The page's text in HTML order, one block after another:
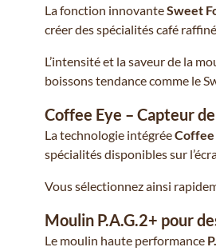
La fonction innovanteSweet
créer des spécialités café
L’intensité et la saveur de la
boissons tendance comme le
Coffee Eye – Capteur
La technologie intégréeCoffee
spécialités disponibles sur
Vous sélectionnez ainsi
Moulin P.A.G.2+ pour
Le moulin haute performance